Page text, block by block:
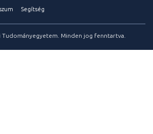
Segítség
Tudományegyetem. Minden jog fenntartva.